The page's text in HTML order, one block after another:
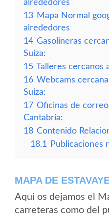
alrededores
13 Mapa Normal
alrededores
14 Gasolineras
Suiza:
15 Talleres cercanos
16 Webcams
Suiza:
17 Oficinas de
Cantabria:
18 Contenido
18.1
Publicaciones
MAPA DE
Aqui os dejamos el
carreteras como del